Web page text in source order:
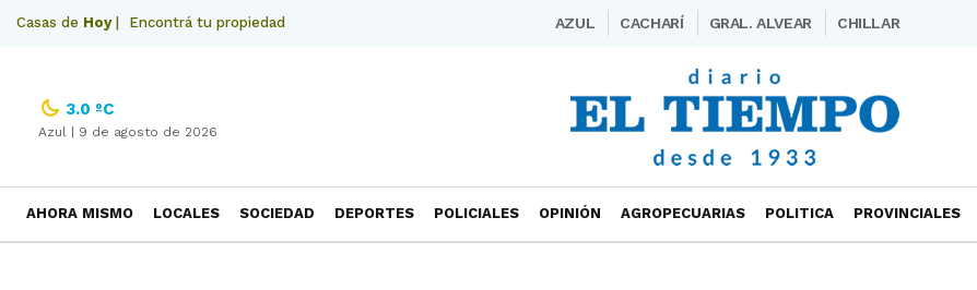
Casas de Hoy| Encontrá tu propiedad AZUL CACHARÍ GRAL. ALVEAR CHILLAR
3.0 ºC
Azul | 9 de agosto de 2026
AHORA MISMO LOCALES SOCIEDAD DEPORTES POLICIALES OPINIÓN AGROPECUARIAS POLITICA PROVINCIALES